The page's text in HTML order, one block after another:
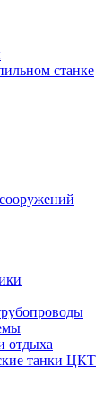
станке
отдыха
танки ЦКТ